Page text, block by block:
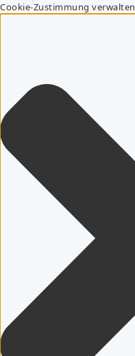
Cookie-Zustimmung verwalten